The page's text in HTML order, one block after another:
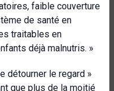
faible couverture
de santé en
traitables en
déjà malnutris. »
détourner le regard »
que plus de la moitié